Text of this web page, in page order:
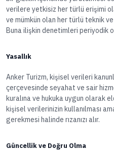
verilere yetkisiz her türlü erişimi
ve mümkün olan her türlü teknik
Buna ilişkin denetimleri periyodik
Yasallık
Anker Turizm, kişisel verileri
çerçevesinde seyahat ve sair
kuralına ve hukuka uygun olarak
kişisel verilerinizin kullanılması
gerekmesi halinde rızanızı alır.
Güncellik ve Doğru Olma